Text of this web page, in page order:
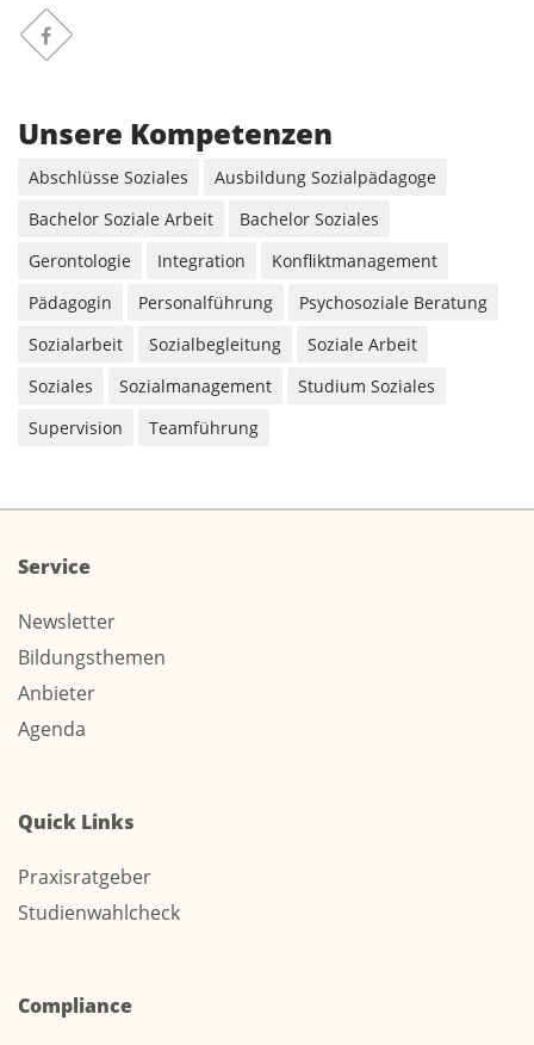
Facebook
Unsere Kompetenzen
Abschlüsse Soziales
Ausbildung Sozialpädagoge
Bachelor Soziale Arbeit
Bachelor Soziales
Gerontologie
Integration
Konfliktmanagement
Pädagogin
Personalführung
Psychosoziale Beratung
Sozialarbeit
Sozialbegleitung
Soziale Arbeit
Soziales
Sozialmanagement
Studium Soziales
Supervision
Teamführung
Service
Newsletter
Bildungsthemen
Anbieter
Agenda
Quick Links
Praxisratgeber
Studienwahlcheck
Compliance